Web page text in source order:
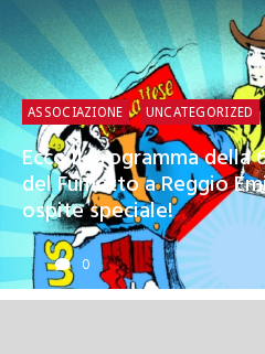
ASSOCIAZIONE UNCATEGORIZED
Ecco il programma della
del Fumetto a Reggio
ospite speciale!
0